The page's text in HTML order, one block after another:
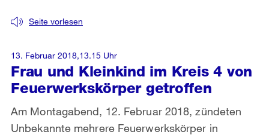
Frau und Kleinkind im Kreis 4 von
Feuerwerkskörper getroffen
Seite vorlesen
Am Montagabend, 12. Februar 2018, zündeten
Unbekannte mehrere Feuerwerkskörper in
13. Februar 2018,13.15 Uhr